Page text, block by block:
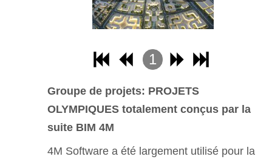
1
3
Groupe de projets: PROJETS
OLYMPIQUES totalement conçus par la
suite BIM 4M
4M Software a été largement utilisé pour la